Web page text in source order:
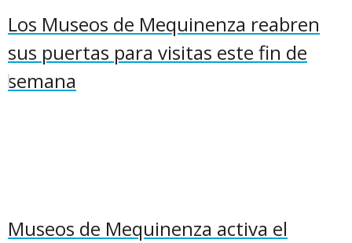
Los Museos de Mequinenza reabren
sus puertas para visitas este fin de
semana
Museos de Mequinenza activa el